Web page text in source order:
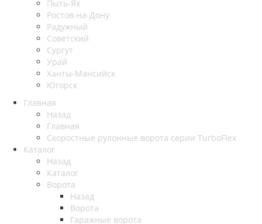
Пыть-Ях
Рoстов-на-Дону
Радужный
Советский
Сургут
Урай
Ханты-Мансийск
Югорск
Главная
Назад
Главная
Скоростные рулонные ворота серии TurboFlex
Каталог
Назад
Каталог
Ворота
Назад
Ворота
Гаражные ворота